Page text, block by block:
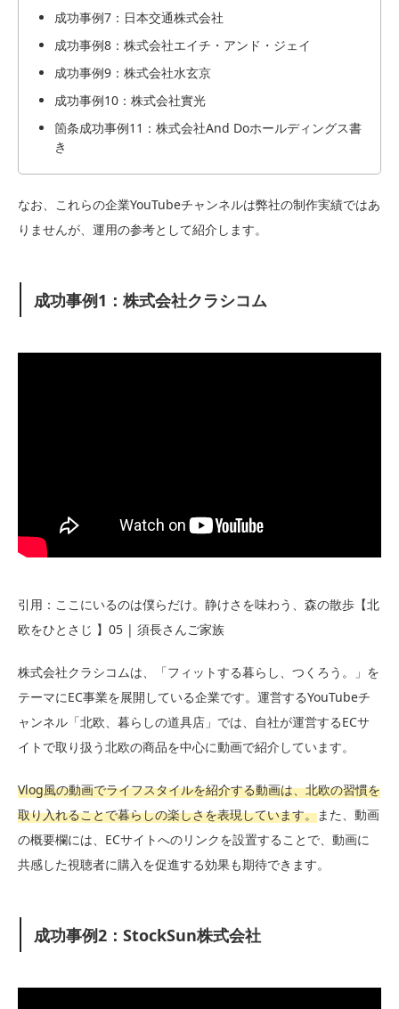
成功事例7：日本交通株式会社
成功事例8：株式会社エイチ・アンド・ジェイ
成功事例9：株式会社水玄京
成功事例10：株式会社實光
箇条成功事例11：株式会社And Doホールディングス書
き
なお、これらの企業YouTubeチャンネルは弊社の制作実績ではあ
りませんが、運用の参考として紹介します。
成功事例1：株式会社クラシコム
引用：ここにいるのは僕らだけ。静けさを味わう、森の散歩【北
欧をひとさじ 】05 | 須長さんご家族
株式会社クラシコムは、「フィットする暮らし、つくろう。」を
テーマにEC事業を展開している企業です。運営するYouTubeチ
ャンネル「北欧、暮らしの道具店」では、自社が運営するECサ
イトで取り扱う北欧の商品を中心に動画で紹介しています。
Vlog風の動画でライフスタイルを紹介する動画は、北欧の習慣を
取り入れることで暮らしの楽しさを表現しています。また、動画
の概要欄には、ECサイトへのリンクを設置することで、動画に
共感した視聴者に購入を促進する効果も期待できます。
成功事例2：StockSun株式会社